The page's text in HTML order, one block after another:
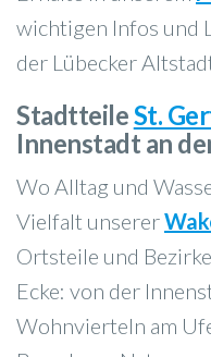
wichtigen Infos und
der Lübecker
StadtteileSt.
Innenstadt an
Wo Alltag und
Vielfalt unserer
Ortsteile und
Ecke: von der
Wohnvierteln am